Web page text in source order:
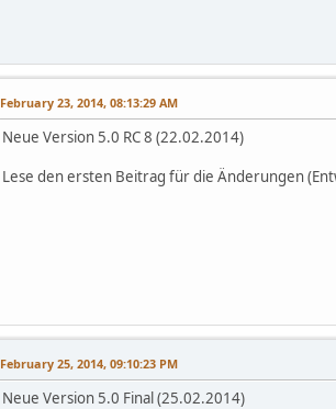
February 23, 2014, 08:13:29 AM
Neue Version 5.0 RC 8 (22.02.2014)
Lese den ersten Beitrag für die Änderungen
February 25, 2014, 09:10:23 PM
Neue Version 5.0 Final (25.02.2014)